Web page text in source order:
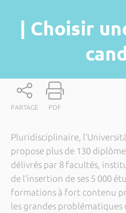
| Choisir
PARTAGE PDF
Pluridisciplinaire,
propose plus de 130
délivrés par 8 facultés,
de l’insertion de ses 5 000
formations à fort contenu
les grandes problématiques